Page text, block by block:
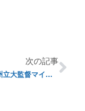
次の記事
元ルイジアナ州立大監督マイルズ氏を想う②